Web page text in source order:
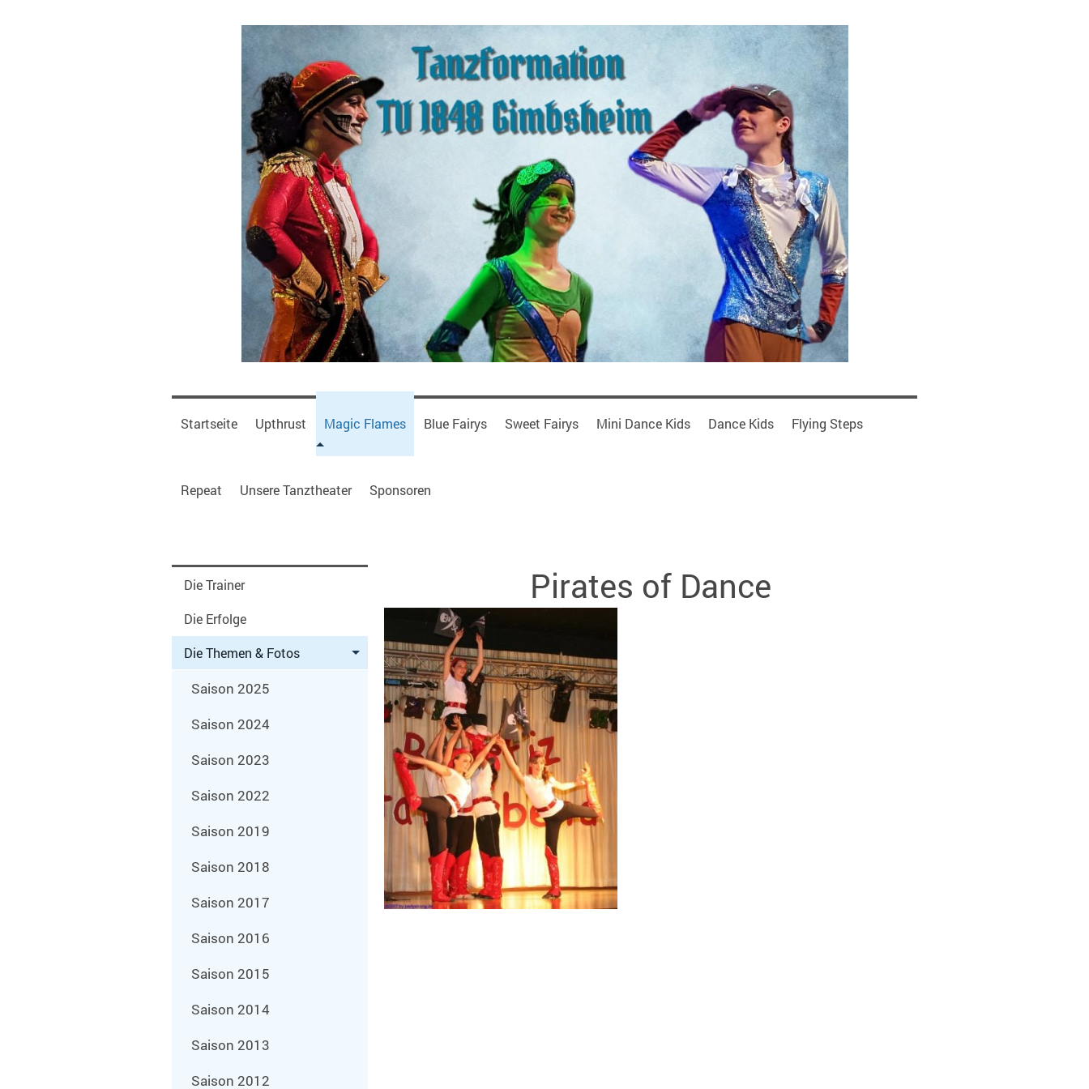
Startseite Upthrust Magic Flames Blue Fairys Sweet Fairys Mini Dance Kids Dance Kids Flying Steps
Repeat Unsere Tanztheater Sponsoren
Pirates of Dance
Die Trainer
Die Erfolge
Die Themen & Fotos
Saison 2025
Saison 2024
Saison 2023
Saison 2022
Saison 2019
Saison 2018
Saison 2017
Saison 2016
Saison 2015
Saison 2014
Saison 2013
Saison 2012